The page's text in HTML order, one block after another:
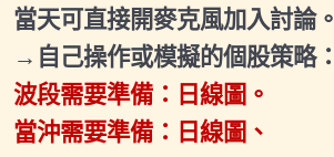
2026.07.04(六)小班輔導會議1
2026.07.17(五)小班輔導會議2
2026.08.01(六)小班輔導會議1
當天可直接開麥克風加入討論。
→自己操作或模擬的個股策略：
波段需要準備：日線圖。
當沖需要準備：日線圖、